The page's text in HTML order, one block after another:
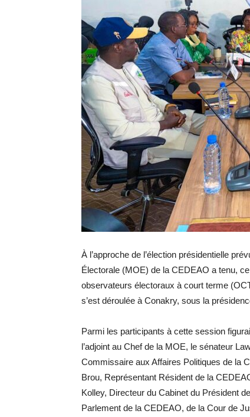
À l’approche de l’élection présidentielle
Électorale (MOE) de la CEDEAO a tenu,
observateurs électoraux à court terme
s’est déroulée à Conakry, sous la
Parmi les participants à cette session
l’adjoint au Chef de la MOE, le sénateur
Commissaire aux Affaires Politiques de la
Brou, Représentant Résident de la
Kolley, Directeur du Cabinet du Président
Parlement de la CEDEAO, de la Cour de